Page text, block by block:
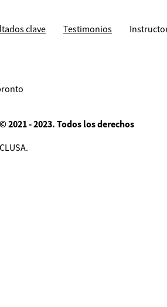
clave Testimonios
2021 - 2023. Todos los derechos